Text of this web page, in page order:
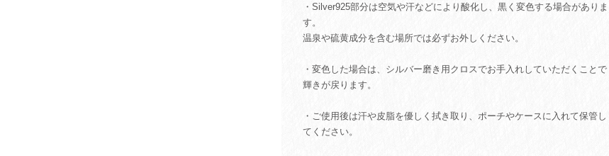
・Silver925部分は空気や汗などにより酸化し、黒く変色する場合がありま
す。
温泉や硫黄成分を含む場所では必ずお外しください。
・変色した場合は、シルバー磨き用クロスでお手入れしていただくことで
輝きが戻ります。
・ご使用後は汗や皮脂を優しく拭き取り、ポーチやケースに入れて保管し
てください。